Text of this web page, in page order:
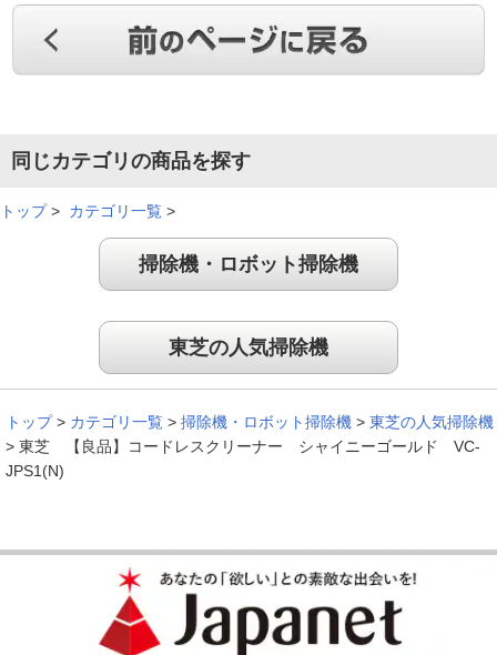
同じカテゴリの商品を探す
トップ> カテゴリ一覧 >
掃除機・ロボット掃除機
東芝の人気掃除機
トップ > カテゴリ一覧 > 掃除機・ロボット掃除機 > 東芝の人気掃除機
> 東芝 【良品】コードレスクリーナー シャイニーゴールド VC-
JPS1(N)